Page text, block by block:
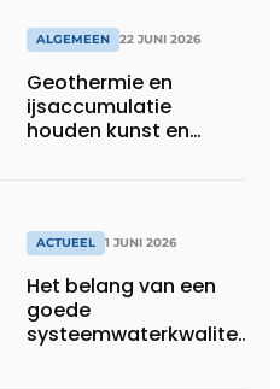
uit
ALGEMEEN 22 JUNI 2026
Geothermie en
ijsaccumulatie
houden kunst en
ACTUEEL 1 JUNI 2026
Het belang van een
goede
systeemwaterkwaliteit